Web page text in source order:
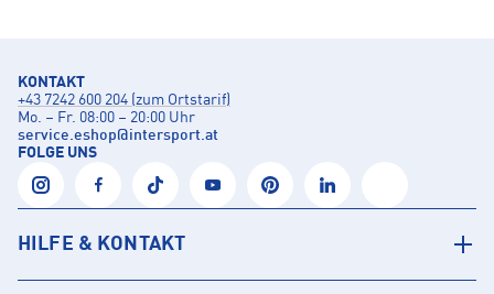
KONTAKT
+43 7242 600 204 (zum Ortstarif)
Mo. – Fr. 08:00 – 20:00 Uhr
service.eshop@intersport.at
FOLGE UNS
HILFE & KONTAKT